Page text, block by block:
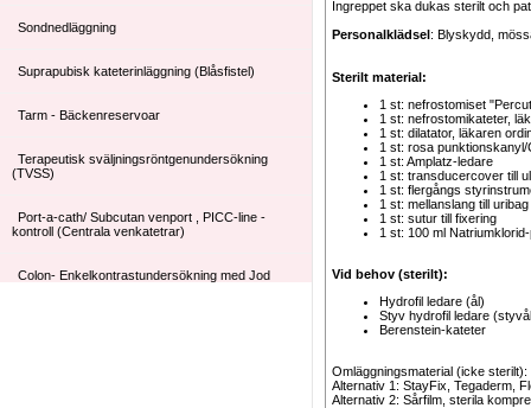
Sondnedläggning
Suprapubisk kateterinläggning (Blåsfistel)
Tarm - Bäckenreservoar
Terapeutisk sväljningsröntgenundersökning
(TVSS)
Port-a-cath/ Subcutan venport , PICC-line -
kontroll (Centrala venkatetrar)
Colon- Enkelkontrastundersökning med Jod
Ingreppet ska dukas sterilt och
Personalklädsel: Blyskydd,
Sterilt material:
1 st: nefrostomiset
1 st: nefrostomikateter,
1 st: dilatator, läkaren
1 st: rosa punktionskanyl/
1 st: Amplatz-ledare
1 st: transducercover till
1 st: flergångs
1 st: mellanslang till uribag
1 st: sutur till fixering
1 st: 100 ml
Vid behov (sterilt):
Hydrofil ledare (ål)
Styv hydrofil ledare
Berenstein-kateter
Omläggningsmaterial (icke sterilt):
Alternativ 1: StayFix, Tegaderm,
Alternativ 2: Sårfilm, sterila